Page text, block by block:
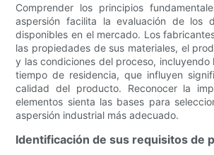
Comprender los principios
aspersión facilita la evaluación de los
disponibles en el mercado. Los
las propiedades de sus materiales, el
y las condiciones del proceso,
tiempo de residencia, que influyen
calidad del producto. Reconocer la
elementos sienta las bases para
aspersión industrial más adecuado.
Identificación de sus requisitos de